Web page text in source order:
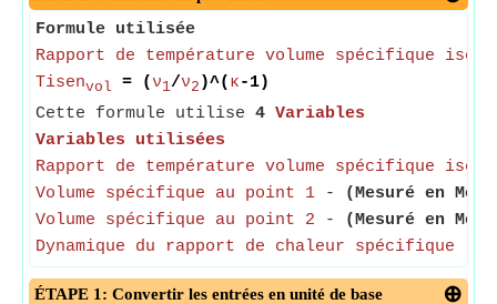
Formule utilisée
Rapport de température volume spécifique
Tisenvol = (ν1/ν2 )^( κ-1)
Cette formule utilise 4 Variables
Variables utilisées
Rapport de température volume spécifique
Volume spécifique au point 1 -
(Mesuré en
Volume spécifique au point 2 -
(Mesuré en
Dynamique du rapport de chaleur spécifique
ÉTAPE 1: Convertir les entrées en unité de base